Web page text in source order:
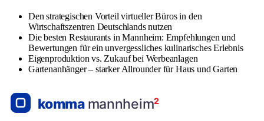
Den strategischen Vorteil virtueller Büros in den
Wirtschaftszentren Deutschlands nutzen
Die besten Restaurants in Mannheim: Empfehlungen und
Bewertungen für ein unvergessliches kulinarisches Erlebnis
Eigenproduktion vs. Zukauf bei Werbeanlagen
Gartenanhänger – starker Allrounder für Haus und Garten